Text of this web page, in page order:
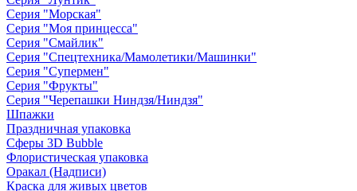
Серия "Морская"
Серия "Моя принцесса"
Серия "Смайлик"
Серия "Спецтехника/Мамолетики/Машинки"
Серия "Супермен"
Серия "Фрукты"
Серия "Черепашки Ниндзя/Ниндзя"
Шпажки
Праздничная упаковка
Сферы 3D Bubble
Флористическая упаковка
Оракал (Надписи)
Краска для живых цветов